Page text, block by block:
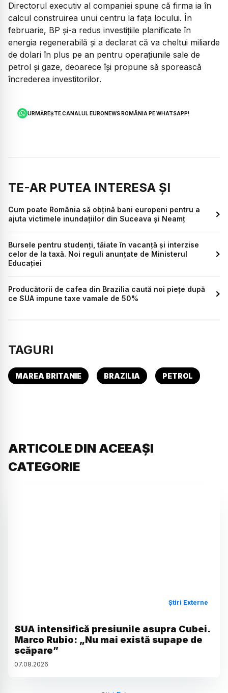
Directorul executiv al companiei spune că firma ia în
calcul construirea unui centru la fața locului. În
februarie, BP și-a redus investițiile planificate în
energia regenerabilă și a declarat că va cheltui miliarde
de dolari în plus pe an pentru operațiunile sale de
petrol și gaze, deoarece își propune să sporească
încrederea investitorilor.
URMĂREȘTE CANALUL EURONEWS ROMÂNIA PE WHATSAPP!
TE-AR PUTEA INTERESA ȘI
Cum poate România să obțină bani europeni pentru a
ajuta victimele inundațiilor din Suceava și Neamț
Bursele pentru studenți, tăiate în vacanță și interzise
celor de la taxă. Noi reguli anunțate de Ministerul
Educației
Producătorii de cafea din Brazilia caută noi piețe după
ce SUA impune taxe vamale de 50%
TAGURI
MAREA BRITANIE BRAZILIA PETROL
ARTICOLE DIN ACEEAȘI
CATEGORIE
Știri Externe
SUA intensifică presiunile asupra Cubei.
Marco Rubio: „Nu mai există supape de
scăpare”
07.08.2026